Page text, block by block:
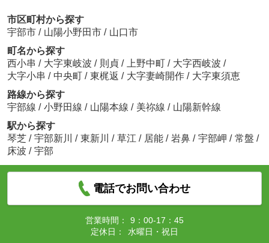
市区町村から探す
宇部市 / 山陽小野田市 / 山口市
町名から探す
西小串 / 大字東岐波 / 則貞 / 上野中町 / 大字西岐波 /
大字小串 / 中央町 / 東梶返 / 大字妻崎開作 / 大字東須恵
路線から探す
宇部線 / 小野田線 / 山陽本線 / 美祢線 / 山陽新幹線
駅から探す
琴芝 / 宇部新川 / 東新川 / 草江 / 居能 / 岩鼻 / 宇部岬 / 常盤 /
床波 / 宇部
電話でお問い合わせ
営業時間：
9：00-17：45
定休日：
水曜日・祝日